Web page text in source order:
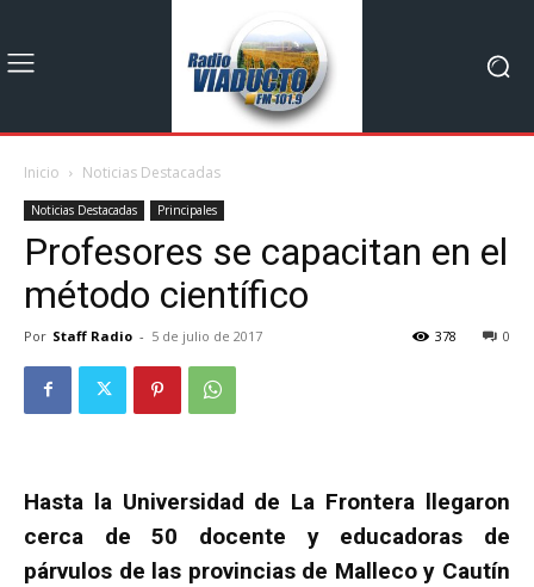
Inicio Noticias Destacadas
Noticias Destacadas Principales
Profesores se capacitan en el
método científico
Por Staff Radio - 5 de julio de 2017 0
378
Hasta la Universidad de La Frontera llegaron
cerca de 50 docente y educadoras de
párvulos de las provincias de Malleco y Cautín